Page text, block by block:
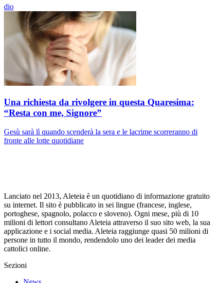
dio
Una richiesta da rivolgere in questa Quaresima:
“Resta con me, Signore”
Gesù sarà lì quando scenderà la sera e le lacrime scorreranno di
fronte alle lotte quotidiane
Lanciato nel 2013, Aleteia è un quotidiano di informazione gratuito
su internet. Il sito è pubblicato in sei lingue (francese, inglese,
portoghese, spagnolo, polacco e sloveno). Ogni mese, più di 10
milioni di lettori consultano Aleteia attraverso il suo sito web, la sua
applicazione e i social media. Aleteia raggiunge quasi 50 milioni di
persone in tutto il mondo, rendendolo uno dei leader dei media
cattolici online.
Sezioni